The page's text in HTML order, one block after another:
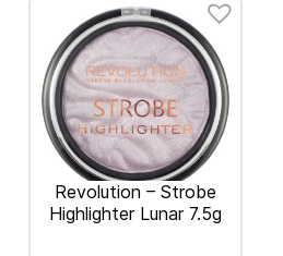
Revolution – Strobe
Highlighter Lunar 7.5g